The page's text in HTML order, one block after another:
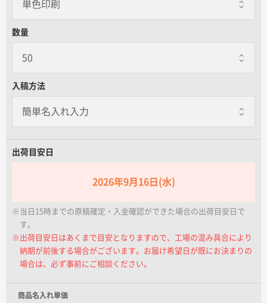
データ入稿ガイド
よくあるご質問
名入れグループサイト
数量
入稿方法
出荷目安日
2026年9月16日(水)
※当日15時までの原稿確定・入金確認ができた場合の出荷目安日で
す。
※出荷目安日はあくまで目安となりますので、工場の混み具合により
納期が前後する場合がございます。お届け希望日が既にお決まりの
場合は、必ず事前にご相談ください。
商品名入れ単価